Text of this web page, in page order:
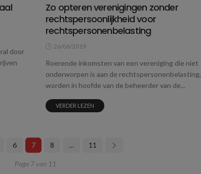
door
Zo opteren verenigingen zonder
rechtspersoonlijkheid voor
rechtspersonenbelasting
26/06/2019
Roerende inkomsten van een vereniging die niet
onderworpen is aan de rechtspersonenbelasting,
worden in hoofde van de beheerder van de...
VERDER LEZEN
6 7 8 … 11
Page 7 van 11